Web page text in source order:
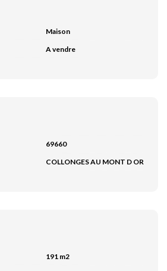
Maison
A vendre
69660
COLLONGES AU MONT D OR
191 m2